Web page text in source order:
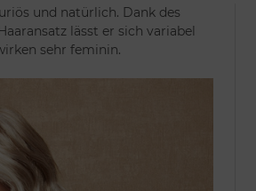
und natürlich. Dank des
lässt er sich variabel
sehr feminin.